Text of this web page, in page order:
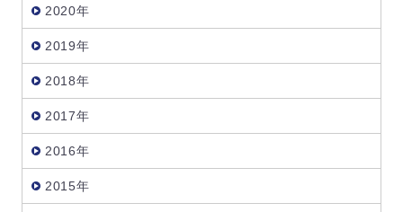
2020年
2019年
2018年
2017年
2016年
2015年